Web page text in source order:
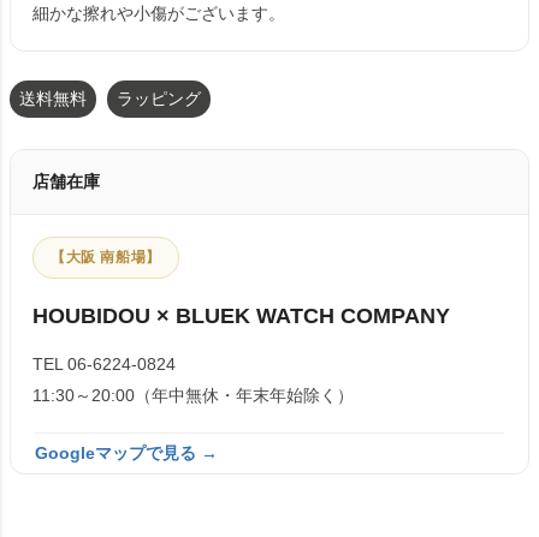
細かな擦れや小傷がございます。
送料無料 ラッピング
店舗在庫
【大阪 南船場】
HOUBIDOU × BLUEK WATCH COMPANY
TEL 06-6224-0824
11:30～20:00（年中無休・年末年始除く）
Googleマップで見る →